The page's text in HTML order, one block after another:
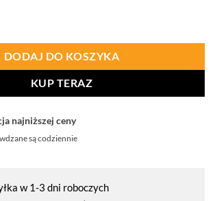
DODAJ DO KOSZYKA
KUP TERAZ
najniższej ceny
są codziennie
w 1-3 dni roboczych